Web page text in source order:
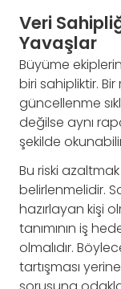
Veri
Yavaşlar
Büyüme
biri sahipliktir. Bir
güncellenme
değilse aynı
şekilde
Bu riski
belirlenmelidir.
hazırlayan kişi
tanımının iş
olmalıdır.
tartışması